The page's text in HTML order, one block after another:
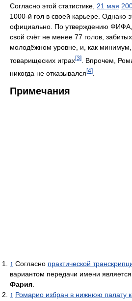
Согласно этой статистике, 21 мая
1000-й гол в своей карьере. Однако
официально. По утверждению
свой счёт не менее 77 голов,
молодёжном уровне, и, как минимум,
товарищеских играх[3]
. Впрочем,
никогда не отказывался [4]
Примечания
↑ Согласно практической
вариантом передачи имени является
Фария
↑ Ромарио избран в нижнюю палату